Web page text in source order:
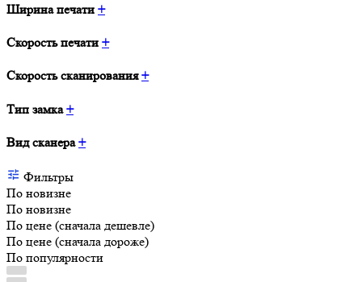
Ширина печати +
Скорость печати +
Скорость сканирования+
Тип замка+
Вид сканера+
Фильтры
По новизне
По новизне
По цене (сначала дешевле)
По цене (сначала дороже)
По популярности